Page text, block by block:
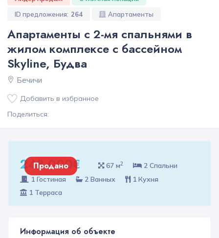
ID предложения: 264 Апартаменты
Апартаменты с 2-мя спальнями в
жилом комплексе с бассейном
Skyline, Будва
Бечичи
Добавить в избранное
Поделиться:
248 000€
Продано 67 м2
2 Спальни
1 Гостиная
2 Ванных
1 Кухня
1 Терраса
Информация об объекте